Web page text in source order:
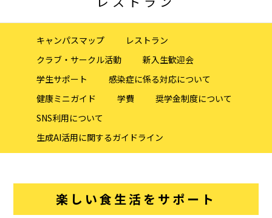
キャンパスマップ
レストラン
クラブ・サークル活動
新入生歓迎会
学生サポート
感染症に係る対応について
健康ミニガイド
学費
奨学金制度について
SNS利用について
生成AI活用に関するガイドライン
楽しい食生活をサポート